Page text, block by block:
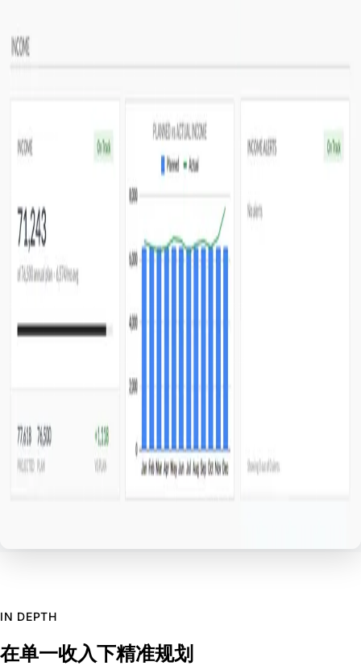
IN DEPTH
在单一收入下精准规划